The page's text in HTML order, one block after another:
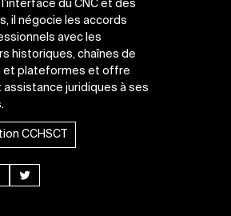
l’interface du CNC et des
il négocie les accords
avec les
historiques, chaînes de
et plateformes et offre
assistance juridiques à ses
CCHSCT
LinkedInTwitter